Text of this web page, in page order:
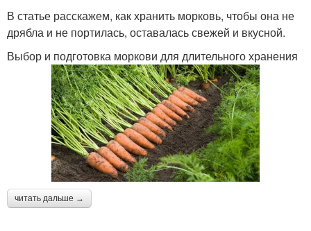
В статье расскажем, как хранить морковь, чтобы она не
дрябла и не портилась, оставалась свежей и вкусной.
Выбор и подготовка моркови для длительного хранения
читать дальше →